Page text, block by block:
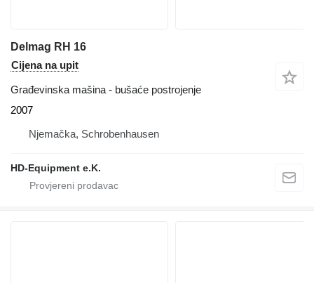
Delmag RH 16
Cijena na upit
Građevinska mašina - bušaće postrojenje
2007
Njemačka, Schrobenhausen
HD-Equipment e.K.